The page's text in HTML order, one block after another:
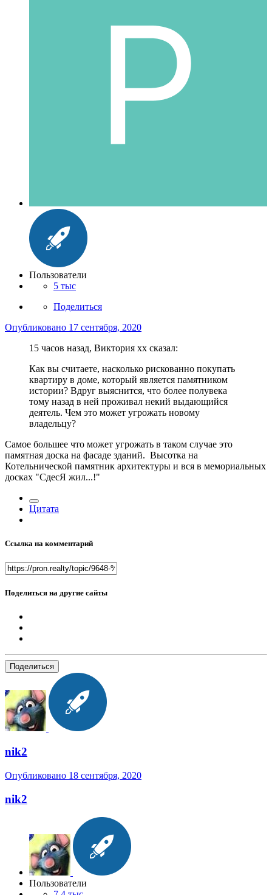
Пользователи
5 тыс
Поделиться
Опубликовано 17 сентября, 2020
15 часов назад, Виктория хх сказал:
Как вы считаете, насколько рискованно покупать
квартиру в доме, который является памятником
истории? Вдруг выяснится, что более полувека
тому назад в ней проживал некий выдающийся
деятель. Чем это может угрожать новому
владельцу?
Самое большее что может угрожать в таком случае это
памятная доска на фасаде зданий. Высотка на
Котельнической памятник архитектуры и вся в мемориальных
досках "СдесЯ жил...!"
Цитата
Ссылка на комментарий
Поделиться на другие сайты
Поделиться
nik2
Опубликовано 18 сентября, 2020
nik2
Пользователи